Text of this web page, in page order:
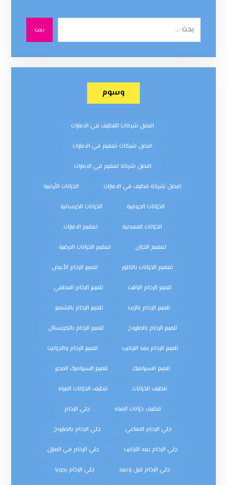
بحث
وسوم
افضل شركات التنظيف في الامارات
افضل شركات تعقيم في الامارات
افضل شركة تعقيم في الامارات
افضل شركة تنظيف في الامارات الخزانات الأرضية
الخزانات الجوفية الخزانات الخرسانية
الخزانات المعدنية تعقيم الامارات
تعقيم الخزان تعقيم الخزانات الارضية
تعقيم الخزانات بالكلور تلميع الرخام الأبيض
تلميع الرخام الباهت تلميع الرخام المطفي
تلميع الرخام بالزيت تلميع الرخام بالشمع
تلميع الرخام بالصاروخ تلميع الرخام بالكريستال
تلميع الرخام بعد التركيب تلميع الرخام والجرانيت
تلميع السيراميك تلميع السيراميك المجير
تنظيف الخزانات تنظيف الخزانات المياه
تنظيف خزانات المياه جلي الرخام
جلي الرخام الصناعي جلي الرخام بالصاروخ
جلي الرخام بعد التركيب جلي الرخام في المنزل
جلي الرخام قبل وبعد جلي الرخام يدويا